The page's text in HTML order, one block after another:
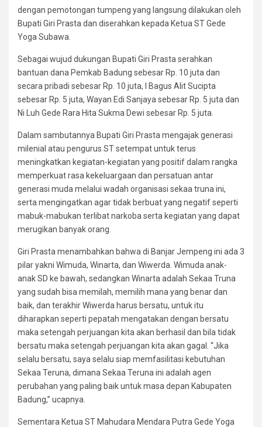
dengan pemotongan tumpeng yang langsung dilakukan oleh
Bupati Giri Prasta dan diserahkan kepada Ketua ST Gede
Yoga Subawa.
Sebagai wujud dukungan Bupati Giri Prasta serahkan
bantuan dana Pemkab Badung sebesar Rp. 10 juta dan
secara pribadi sebesar Rp. 10 juta, I Bagus Alit Sucipta
sebesar Rp. 5 juta, Wayan Edi Sanjaya sebesar Rp. 5 juta dan
Ni Luh Gede Rara Hita Sukma Dewi sebesar Rp. 5 juta.
Dalam sambutannya Bupati Giri Prasta mengajak generasi
milenial atau pengurus ST setempat untuk terus
meningkatkan kegiatan-kegiatan yang positif dalam rangka
memperkuat rasa kekeluargaan dan persatuan antar
generasi muda melalui wadah organisasi sekaa truna ini,
serta mengingatkan agar tidak berbuat yang negatif seperti
mabuk-mabukan terlibat narkoba serta kegiatan yang dapat
merugikan banyak orang.
Giri Prasta menambahkan bahwa di Banjar Jempeng ini ada 3
pilar yakni Wimuda, Winarta, dan Wiwerda. Wimuda anak-
anak SD ke bawah, sedangkan Winarta adalah Sekaa Truna
yang sudah bisa memilah, memilih mana yang benar dan
baik, dan terakhir Wiwerda harus bersatu, untuk itu
diharapkan seperti pepatah mengatakan dengan bersatu
maka setengah perjuangan kita akan berhasil dan bila tidak
bersatu maka setengah perjuangan kita akan gagal. “Jika
selalu bersatu, saya selalu siap memfasilitasi kebutuhan
Sekaa Teruna, dimana Sekaa Teruna ini adalah agen
perubahan yang paling baik untuk masa depan Kabupaten
Badung,” ucapnya.
Sementara Ketua ST Mahudara Mendara Putra Gede Yoga